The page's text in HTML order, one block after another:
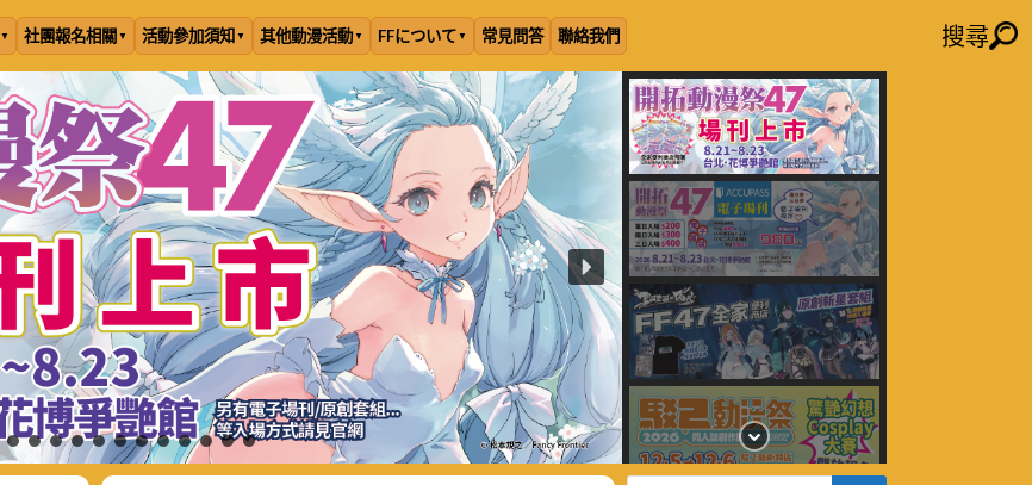
社團報名相關 活動參加須知 其他動漫活動 FFについて 常見問答 聯絡我們 搜尋